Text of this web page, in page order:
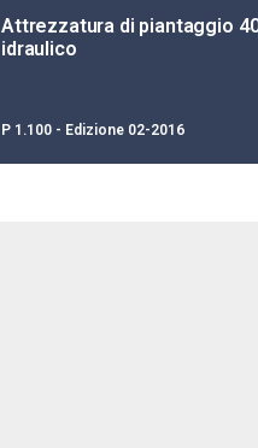
Attrezzatura di piantaggio
idraulico
P 1.100 - Edizione 02-2016